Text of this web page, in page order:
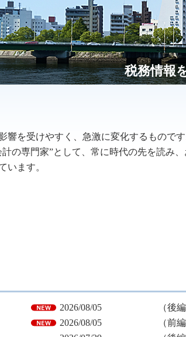
税務情報
響を受けやすく、急激に変化するものです
の専門家”として、常に時代の先を読み
います。
2026/08/05
（後
2026/08/05
（前